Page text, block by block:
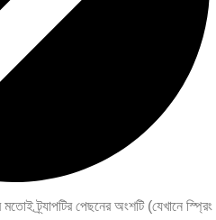
ট্র্যাপটির পেছনের অংশটি (যেখানে স্প্রিং